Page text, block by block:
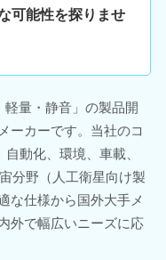
可能性を探りませ
軽量・静音」の製品開
ーカーです。当社のコ
動化、環境、車載、
分野（人工衛星向け製
な仕様から国外大手メ
外で幅広いニーズに応